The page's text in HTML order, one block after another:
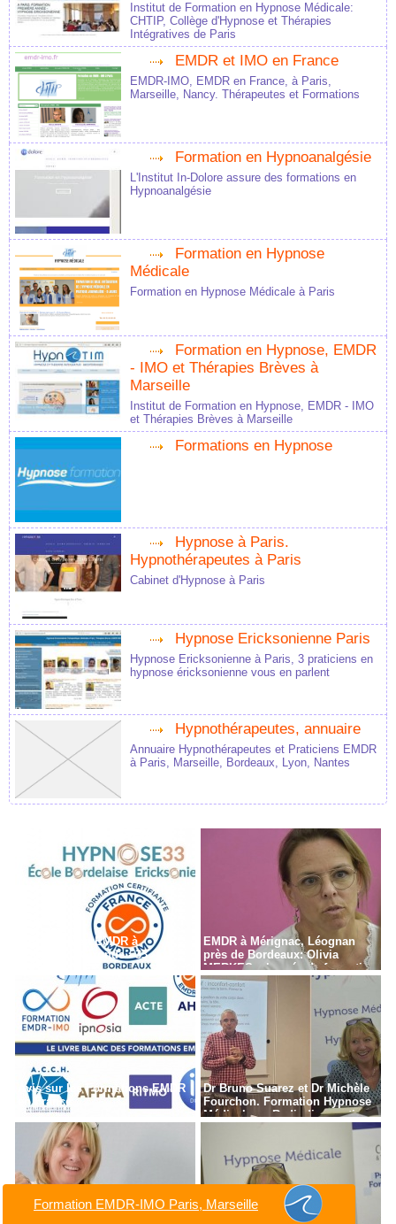
Institut de Formation en Hypnose Médicale:
CHTIP, Collège d'Hypnose et Thérapies
Intégratives de Paris
EMDR et IMO en France
EMDR-IMO, EMDR en France, à Paris,
Marseille, Nancy. Thérapeutes et Formations
Formation en Hypnoanalgésie
L'Institut In-Dolore assure des formations en
Hypnoanalgésie
Formation en Hypnose
Médicale
Formation en Hypnose Médicale à Paris
Formation en Hypnose, EMDR
- IMO et Thérapies Brèves à
Marseille
Institut de Formation en Hypnose, EMDR - IMO
et Thérapies Brèves à Marseille
Formations en Hypnose
Hypnose à Paris.
Hypnothérapeutes à Paris
Cabinet d'Hypnose à Paris
Hypnose Ericksonienne Paris
Hypnose Ericksonienne à Paris, 3 praticiens en
hypnose éricksonienne vous en parlent
Hypnothérapeutes, annuaire
Annuaire Hypnothérapeutes et Praticiens EMDR
à Paris, Marseille, Bordeaux, Lyon, Nantes
Formation en EMDR à
Bordeaux - Gironde - 33
EMDR à Mérignac, Léognan
près de Bordeaux: Olivia
MERKES, chargée de formation
Avis sur les Formations EMDR
en France
Dr Bruno Suarez et Dr Michèle
Fourchon. Formation Hypnose
Médicale en Radiodiagnostic,
Formation EMDR-IMO Paris, Marseille